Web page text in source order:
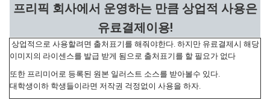
프리픽 회사에서 운영하는 만큼 상업적 사용은
유료결제이용!
상업적으로 사용할려면 출처표기를 해줘야한다. 하지만 유료결제시 해당
이미지의 라이센스를 발급 받게 됨으로 출처표기를 할 필요가 없다
또한 프리미어로 등록된 원본 일러스트 소스를 받아볼수 있다.
대학생이하 학생들이라면 저작권 걱정없이 사용을 하자.